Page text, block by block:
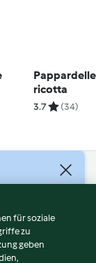
ricotta
3.7 (34)
für soziale
zu
geben